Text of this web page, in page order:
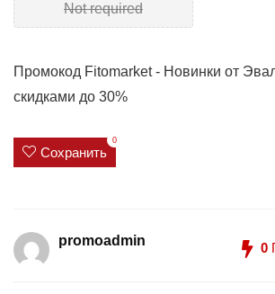
Not required
Промокод Fitomarket - Новинки от
скидками до 30%
Сохранить
0
promoadmin 0